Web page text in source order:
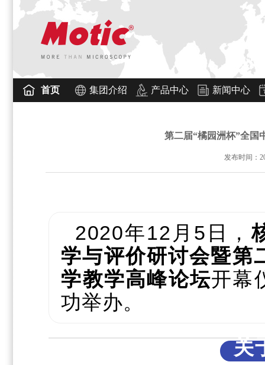
首页 集团介绍 产品中心 新闻中心
第二届“橘园洲杯”全国
发布时间：
2020年12月5日，
学与评价研讨会暨第
学教学高峰论坛开幕
功举办。
关